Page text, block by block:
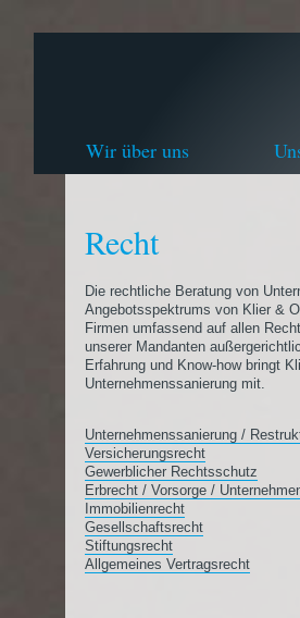
Wir über uns
Recht
Die rechtliche Beratung von
Angebotsspektrums von Klier &
Firmen umfassend auf allen
unserer Mandanten
Erfahrung und Know-how bringt
Unternehmenssanierung mit.
Unternehmenssanierung /
Versicherungsrecht
Gewerblicher Rechtsschutz
Erbrecht / Vorsorge /
Immobilienrecht
Gesellschaftsrecht
Stiftungsrecht
Allgemeines Vertragsrecht